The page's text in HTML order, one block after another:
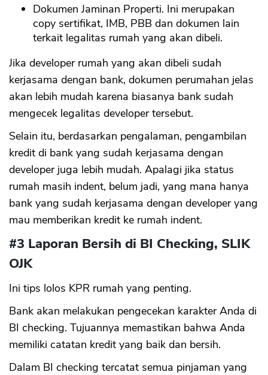
Dokumen Jaminan Properti. Ini merupakan
copy sertifikat, IMB, PBB dan dokumen lain
terkait legalitas rumah yang akan dibeli.
Jika developer rumah yang akan dibeli sudah
kerjasama dengan bank, dokumen perumahan jelas
akan lebih mudah karena biasanya bank sudah
mengecek legalitas developer tersebut.
Selain itu, berdasarkan pengalaman, pengambilan
kredit di bank yang sudah kerjasama dengan
developer juga lebih mudah. Apalagi jika status
rumah masih indent, belum jadi, yang mana hanya
bank yang sudah kerjasama dengan developer yang
mau memberikan kredit ke rumah indent.
#3 Laporan Bersih di BI Checking, SLIK
OJK
Ini tips lolos KPR rumah yang penting.
Bank akan melakukan pengecekan karakter Anda di
BI checking. Tujuannya memastikan bahwa Anda
memiliki catatan kredit yang baik dan bersih.
Dalam BI checking tercatat semua pinjaman yang